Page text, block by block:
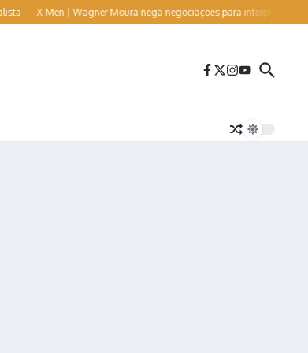
X-Men | Wagner Moura nega negociações para interpretar o vilão Sr.